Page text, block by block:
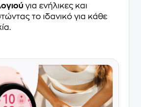
για ενήλικες και
το ιδανικό για κάθε